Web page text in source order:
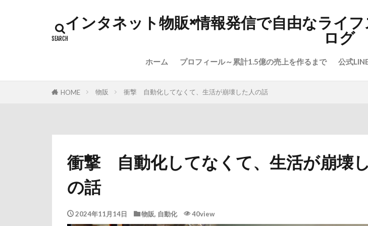
インタネット物販×情報発信で自由なライ
ログ
ホーム プロフィール～累計1.5億の売上を作るまで 公式
HOME 物販 衝撃 自動化してなくて、生活が崩壊した人の話
衝撃 自動化してなくて、生活が崩壊
の話
2024年11月14日 物販, 自動化 40view